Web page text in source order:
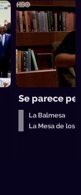
Se parece
La Balmesa
La Mesa de los